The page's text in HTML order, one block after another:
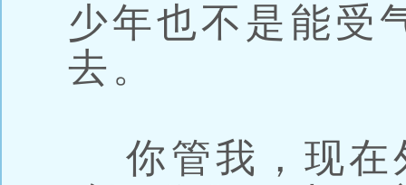
少年也不是能受
去。
你管我，现在